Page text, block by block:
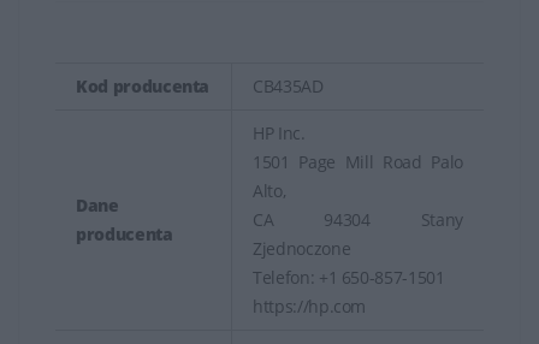
Kod producenta CB435AD
Dane
producenta
HP Inc.
1501 Page Mill Road Palo
Alto,
CA 94304 Stany
Zjednoczone
Telefon: +1 650-857-1501
https://hp.com